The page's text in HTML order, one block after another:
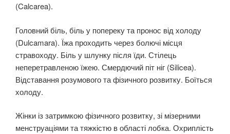
(Calcarea).
Головний біль, біль у попереку та пронос від холоду
(Dulcamara). Їжа проходить через болючі місця
стравоходу. Біль у шлунку після їди. Стілець
неперетравленою їжею. Смердючий піт ніг (Silicea).
Відставання розумового та фізичного розвитку. Боїться
холоду.
Жінки із затримкою фізичного розвитку, зі мізерними
менструаціями та тяжкістю в області лобка. Охриплість